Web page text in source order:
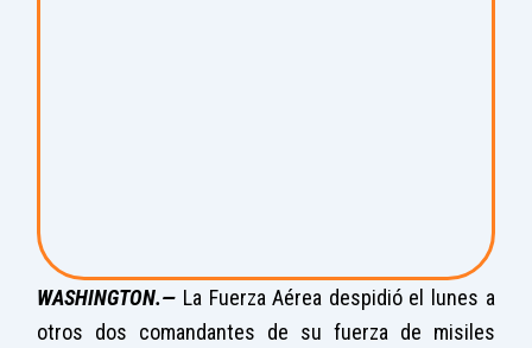
WASHINGTON.— La Fuerza Aérea despidió el lunes a
otros dos comandantes de su fuerza de misiles